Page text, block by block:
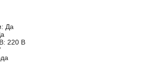
Да
220 В